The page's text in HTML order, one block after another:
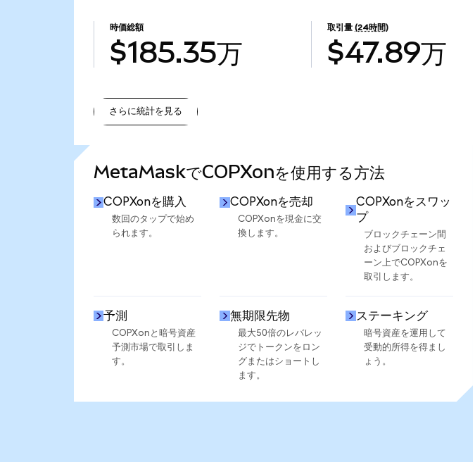
時価総額
$185.35万
取引量 (24時間)
$47.89万
さらに統計を見る
MetaMaskでCOPXonを使用する方法
COPXonを購入
数回のタップで始め
られます。
COPXonを売却
COPXonを現金に交
換します。
COPXonをスワッ
プ
ブロックチェーン間
およびブロックチェ
ーン上でCOPXonを
取引します。
予測
COPXonと暗号資産
予測市場で取引しま
す。
無期限先物
最大50倍のレバレッ
ジでトークンをロン
グまたはショートし
ます。
ステーキング
暗号資産を運用して
受動的所得を得まし
ょう。